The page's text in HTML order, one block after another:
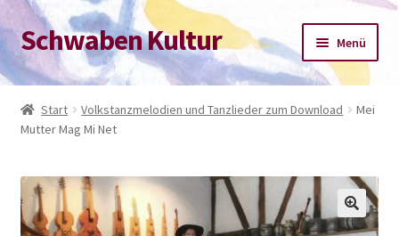
Zur
Navigation
springen
Zum
Inhalt
springen
Schwaben Kultur Menü
Start
Datenschutz-Bestimmungen
Impressum
Kasse
Start Volkstanzmelodien und Tanzlieder zum Download
Mei
Mutter Mag Mi Net